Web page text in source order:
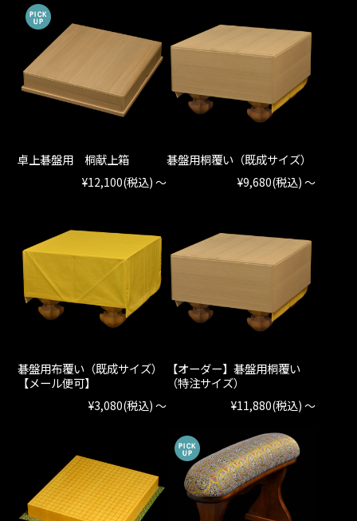
卓上碁盤用 桐献上箱
¥12,100(税込) ～
碁盤用桐覆い（既成サイズ）
¥9,680(税込) ～
碁盤用布覆い（既成サイズ）
【メール便可】
¥3,080(税込) ～
【オーダー】碁盤用桐覆い
（特注サイズ）
¥11,880(税込) ～